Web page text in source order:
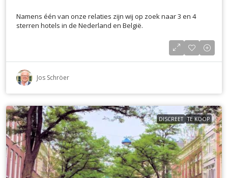
Namens één van onze relaties zijn wij op zoek naar 3 en 4
sterren hotels in de Nederland en België.
Jos Schröer
DISCREET TE KOOP